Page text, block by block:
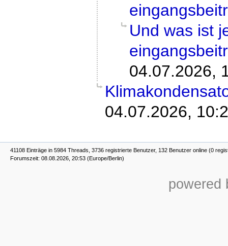
Und was ist
04.07.2026,
04.07.2026,
41108 Einträge in 5984 Threads, 3736 registrierte Benutzer, 132 Benutzer online (0
Forumszeit: 08.08.2026, 20:53 (Europe/Berlin)
powered